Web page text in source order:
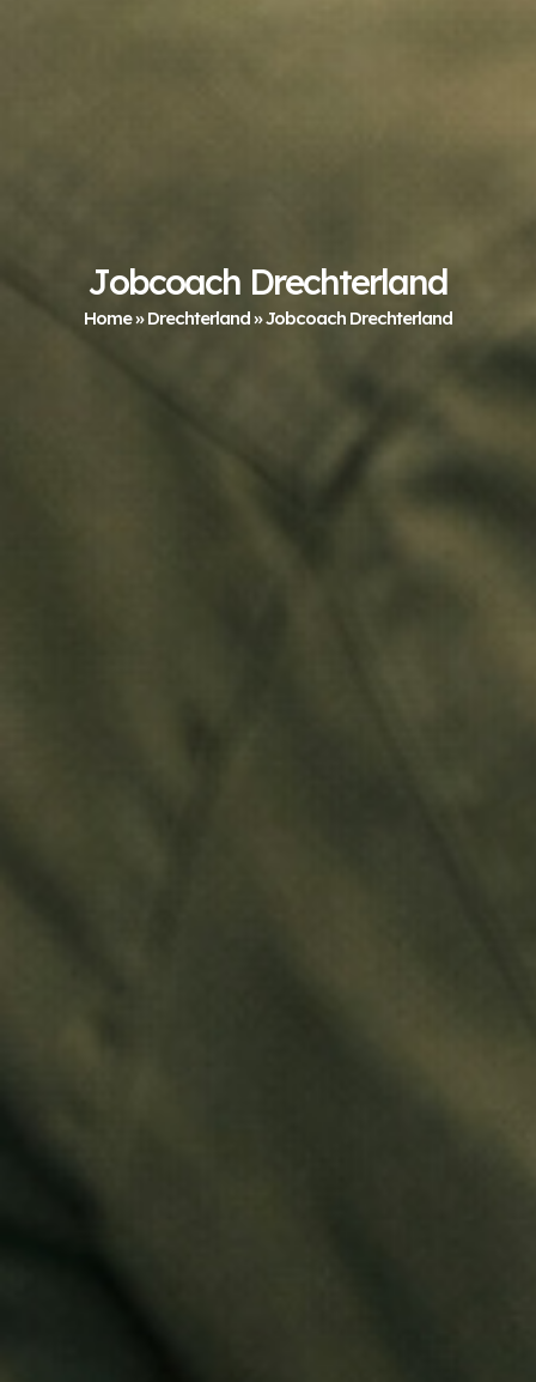
Jobcoach Drechterland
Home»Drechterland»Jobcoach Drechterland